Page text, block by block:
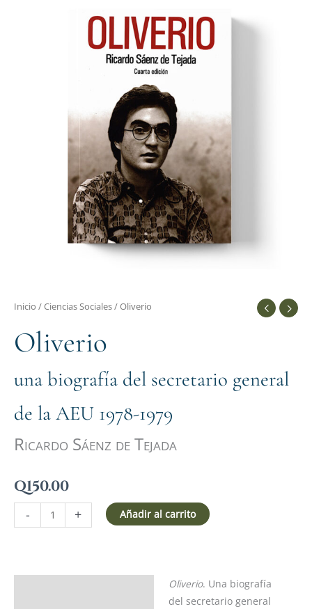
Inicio /Ciencias Sociales/ Oliverio
Oliverio
una biografía del secretario general
de la AEU 1978-1979
Ricardo Sáenz de Tejada
Q150.00
- + Añadir al carrito
Oliverio. Una biografía
del secretario general